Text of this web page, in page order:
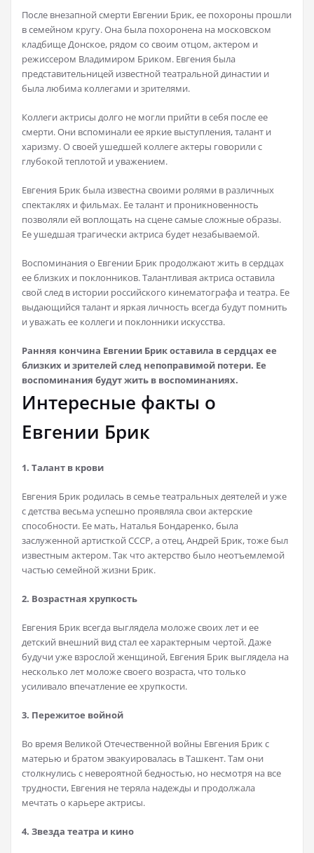
После внезапной смерти Евгении Брик, ее похороны прошли
в семейном кругу. Она была похоронена на московском
кладбище Донское, рядом со своим отцом, актером и
режиссером Владимиром Бриком. Евгения была
представительницей известной театральной династии и
была любима коллегами и зрителями.
Коллеги актрисы долго не могли прийти в себя после ее
смерти. Они вспоминали ее яркие выступления, талант и
харизму. О своей ушедшей коллеге актеры говорили с
глубокой теплотой и уважением.
Евгения Брик была известна своими ролями в различных
спектаклях и фильмах. Ее талант и проникновенность
позволяли ей воплощать на сцене самые сложные образы.
Ее ушедшая трагически актриса будет незабываемой.
Воспоминания о Евгении Брик продолжают жить в сердцах
ее близких и поклонников. Талантливая актриса оставила
свой след в истории российского кинематографа и театра. Ее
выдающийся талант и яркая личность всегда будут помнить
и уважать ее коллеги и поклонники искусства.
Ранняя кончина Евгении Брик оставила в сердцах ее
близких и зрителей след непоправимой потери. Ее
воспоминания будут жить в воспоминаниях.
Интересные факты о
Евгении Брик
1. Талант в крови
Евгения Брик родилась в семье театральных деятелей и уже
с детства весьма успешно проявляла свои актерские
способности. Ее мать, Наталья Бондаренко, была
заслуженной артисткой СССР, а отец, Андрей Брик, тоже был
известным актером. Так что актерство было неотъемлемой
частью семейной жизни Брик.
2. Возрастная хрупкость
Евгения Брик всегда выглядела моложе своих лет и ее
детский внешний вид стал ее характерным чертой. Даже
будучи уже взрослой женщиной, Евгения Брик выглядела на
несколько лет моложе своего возраста, что только
усиливало впечатление ее хрупкости.
3. Пережитое войной
Во время Великой Отечественной войны Евгения Брик с
матерью и братом эвакуировалась в Ташкент. Там они
столкнулись с невероятной бедностью, но несмотря на все
трудности, Евгения не теряла надежды и продолжала
мечтать о карьере актрисы.
4. Звезда театра и кино